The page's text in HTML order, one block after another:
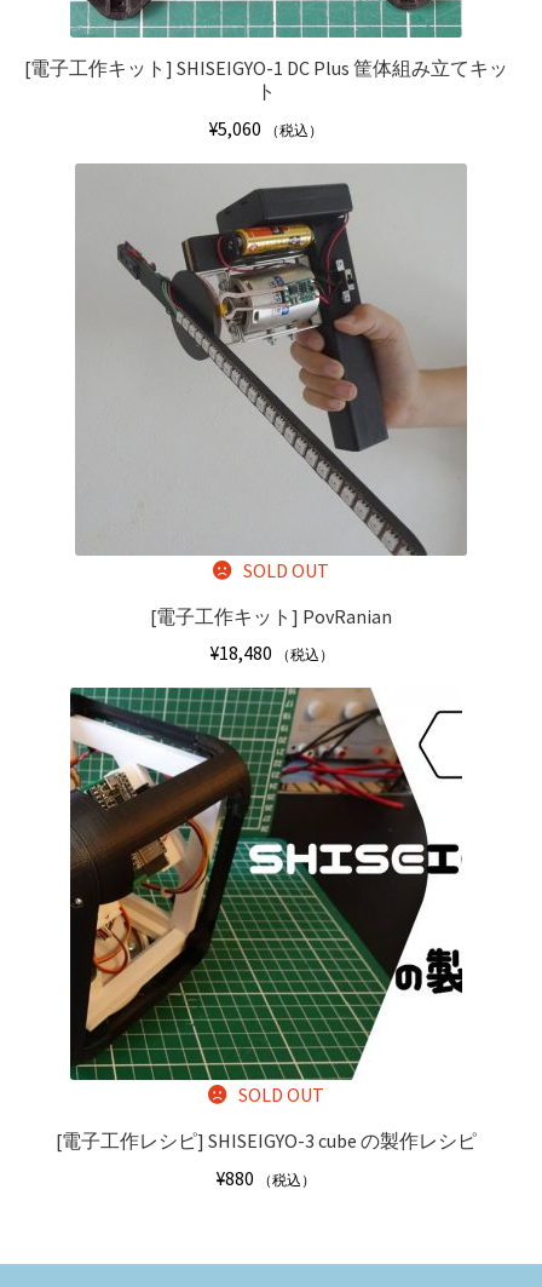
[電子工作キット] SHISEIGYO-1 DC Plus 筐体組み立てキッ
ト
¥5,060 （税込）
SOLD OUT
[電子工作キット] PovRanian
¥18,480 （税込）
SOLD OUT
[電子工作レシピ] SHISEIGYO-3 cube の製作レシピ
¥880 （税込）